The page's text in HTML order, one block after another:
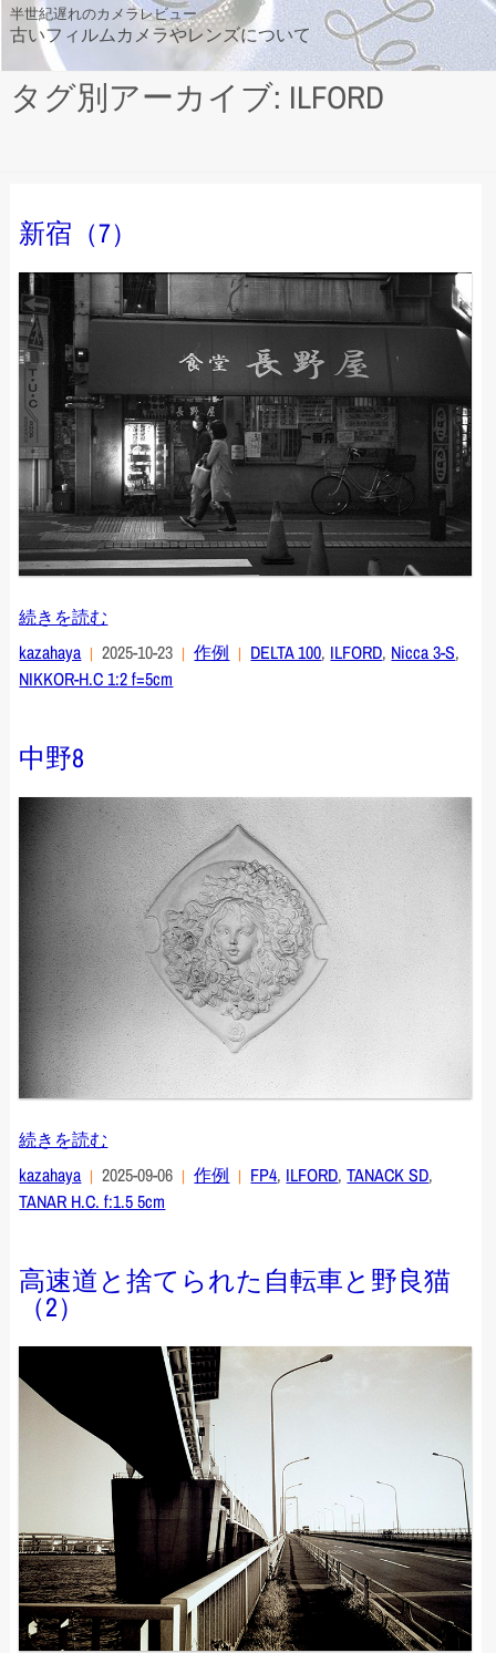
Skip
to
content
半世紀遅れのカメラレビュー
古いフィルムカメラやレンズについて
タグ別アーカイブ: ILFORD
新宿（7）
続きを読む
kazahaya
2025-10-23 作例 DELTA 100, ILFORD, Nicca 3-S,
NIKKOR-H.C 1:2 f=5cm
中野8
続きを読む
kazahaya
2025-09-06 作例 FP4, ILFORD,TANACK SD,
TANAR H.C. f:1.5 5cm
高速道と捨てられた自転車と野良猫
（2）